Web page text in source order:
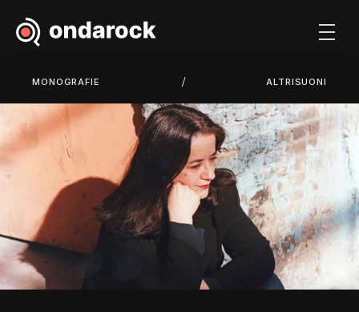
MONOGRAFIE / ALTRISUONI